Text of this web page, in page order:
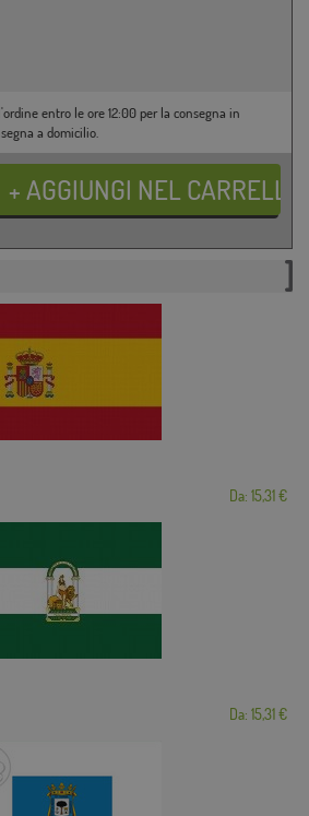
entro le ore 12:00 per la consegna in
a domicilio.
Da: 15,31 €
Da: 15,31 €